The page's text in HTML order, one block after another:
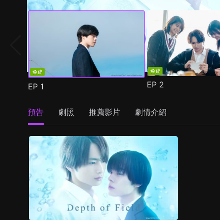
免費
EP 1
免費
EP 2
預告 劇照 推薦影片 劇情介紹